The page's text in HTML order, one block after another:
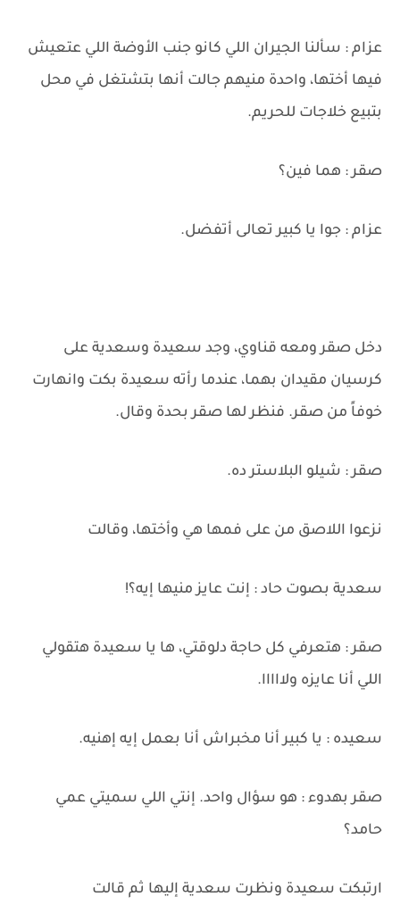
عزام : سألنا الجيران اللي كانو جنب الأوضة اللي عتعيش
فيها أختها، واحدة منيهم جالت أنها بتشتغل في محل
بتبيع خلاجات للحريم.
صقر : هما فين؟
عزام : جوا يا كبير تعالى أتفضل.
دخل صقر ومعه قناوي، وجد سعيدة وسعدية على
كرسيان مقيدان بهما، عندما رأته سعيدة بكت وانهارت
خوفاً من صقر. فنظر لها صقر بحدة وقال.
صقر : شيلو البلاستر ده.
نزعوا اللاصق من على فمها هي وأختها، وقالت
سعدية بصوت حاد : إنت عايز منيها إيه؟!
صقر : هتعرفي كل حاجة دلوقتي، ها يا سعيدة هتقولي
اللي أنا عايزه ولااااا.
سعيده : يا كبير أنا مخبراش أنا بعمل إيه إهنيه.
صقر بهدوء : هو سؤال واحد. إنتي اللي سميتي عمي
حامد؟
ارتبكت سعيدة ونظرت سعدية إليها ثم قالت